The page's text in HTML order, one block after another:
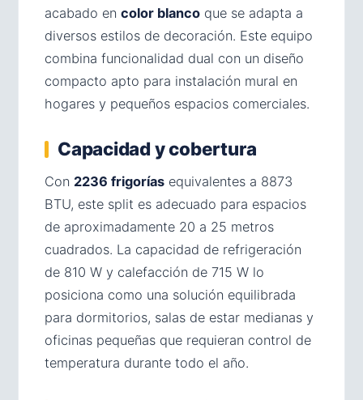
acabado en color blanco que se adapta a
diversos estilos de decoración. Este equipo
combina funcionalidad dual con un diseño
compacto apto para instalación mural en
hogares y pequeños espacios comerciales.
Capacidad y cobertura
Con 2236 frigorías equivalentes a 8873
BTU, este split es adecuado para espacios
de aproximadamente 20 a 25 metros
cuadrados. La capacidad de refrigeración
de 810 W y calefacción de 715 W lo
posiciona como una solución equilibrada
para dormitorios, salas de estar medianas y
oficinas pequeñas que requieran control de
temperatura durante todo el año.